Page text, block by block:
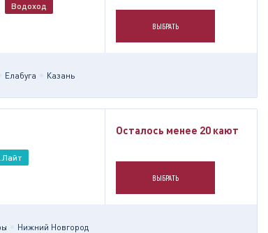
Водоход
ВЫБРАТЬ
Елабуга Казань
Осталось менее 20 кают
ВЫБРАТЬ
Нижний Новгород